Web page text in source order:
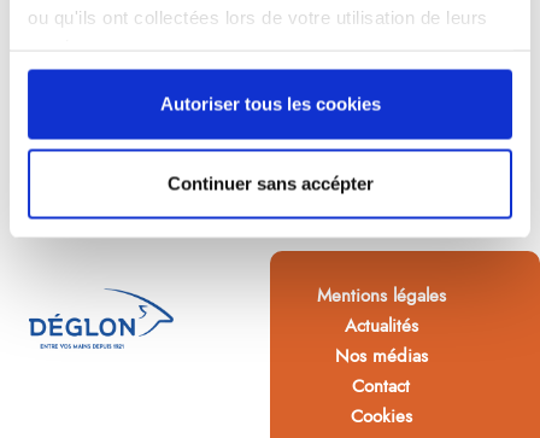
ou qu'ils ont collectées lors de votre utilisation de leurs
Autoriser tous les cookies
Continuer sans accépter
Mentions légales
Actualités
Nos médias
Contact
Cookies